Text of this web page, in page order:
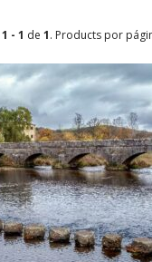
1 - 1 de 1. Products por